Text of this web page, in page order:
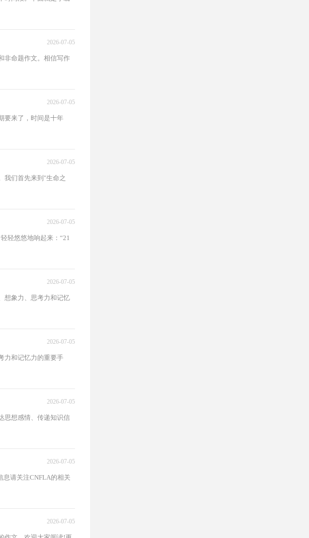
2026-07-05
非命题作文。相信写作
2026-07-05
要来了，时间是十年
2026-07-05
我们首先来到"生命之
2026-07-05
轻悠悠地响起来：“21
2026-07-05
想象力、思考力和记忆
2026-07-05
力和记忆力的重要手
2026-07-05
思想感情、传递知识信
2026-07-05
息请关注CNFLA的相关
2026-07-05